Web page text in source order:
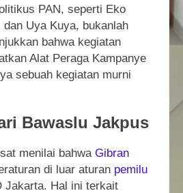
PAN, seperti Eko
Uya Kuya, bukanlah
bahwa kegiatan
Alat Peraga Kampanye
sebuah kegiatan murni
Bawaslu Jakpus
menilai bahwa Gibran
di luar aturan pemilu
Jakarta. Hal ini terkait